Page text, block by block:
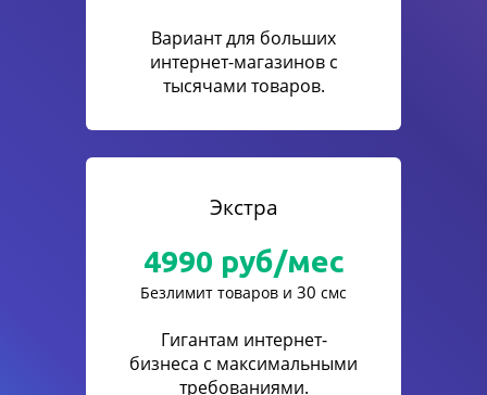
Вариант для больших
интернет-магазинов с
тысячами товаров.
Экстра
4990 руб/мес
Безлимит товаров и 30 смс
Гигантам интернет-
бизнеса с максимальными
требованиями.